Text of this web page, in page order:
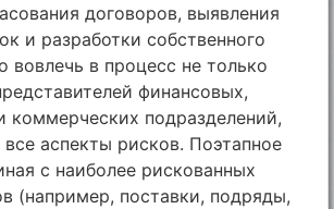
договоров, выявления
и разработки собственного
вовлечь в процесс не только
финансовых,
коммерческих подразделений,
все аспекты рисков. Поэтапное
с наиболее рискованных
(например, поставки, подряды,